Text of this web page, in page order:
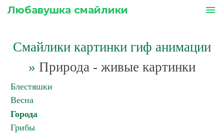
Любавушка смайлики menu
Смайлики картинки гиф анимации
» Природа - живые картинки
Блестяшки
Весна
Города
Грибы